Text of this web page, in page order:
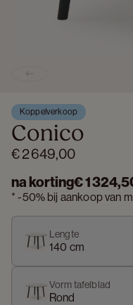
Koppelverkoop
Conico
€ 2 649,00
na korting€ 1
*-50% bij aankoop van
Lengte
140 cm
Vorm tafelblad
Rond